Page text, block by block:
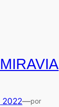
2022—por